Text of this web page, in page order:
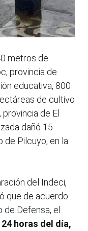
metros de
provincia de
educativa, 800
de cultivo
de El
dañó 15
de Pilcuyo, en la
del Indeci,
que de acuerdo
de Defensa, el
horas del día,